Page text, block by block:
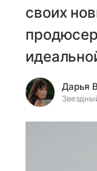
своих
Дарья